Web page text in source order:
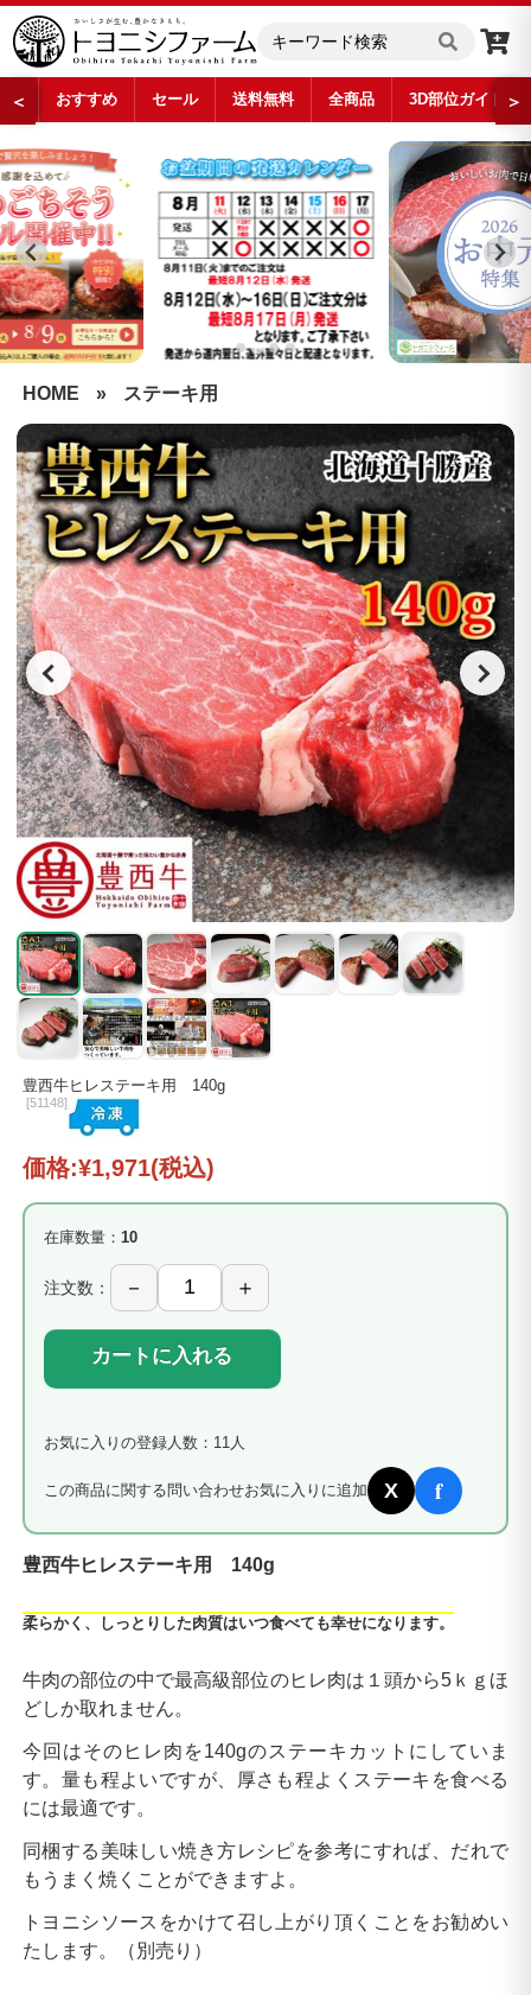
＜ おすすめ セール 送料無料 全商品 3D部位ガイド ＞
HOME » ステーキ用
豊西牛ヒレステーキ用 140g
[51148]
価格:¥1,971(税込)
在庫数量： 10
注文数：
カートに入れる
お気に入りの登録人数：11人
この商品に関する問い合わせお気に入りに追加 X f
豊西牛ヒレステーキ用 140g
柔らかく、しっとりした肉質はいつ食べても幸せになります。
牛肉の部位の中で最高級部位のヒレ肉は１頭から5ｋｇほ
どしか取れません。
今回はそのヒレ肉を140gのステーキカットにしていま
す。量も程よいですが、厚さも程よくステーキを食べる
には最適です。
同梱する美味しい焼き方レシピを参考にすれば、だれで
もうまく焼くことができますよ。
トヨニシソースをかけて召し上がり頂くことをお勧めい
たします。（別売り）